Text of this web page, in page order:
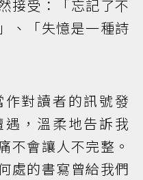
接受：「忘記了不
、「失憶是一種詩
對讀者的訊號發
，溫柔地告訴我
不會讓人不完整。
處的書寫曾給我們